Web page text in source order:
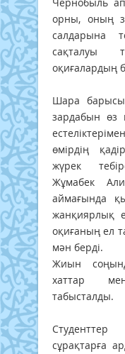
Чернобыль
орны, оның
салдарына
сақталуы
оқиғалардың
Шара
зардабын өз
өмірдің
жүрек
Жұмабек
аймағында
жанқиярлық
оқиғаның ел
мән берді.
Жиын
хаттар
табысталды.
сұрақтарға